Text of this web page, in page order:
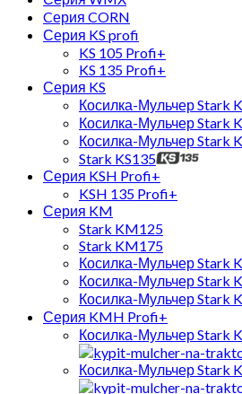
Cерия CORN
Серия KS profi
KS 105 Profi+
KS 135 Profi+
Серия KS
Косилка-Мульчер Stark
Косилка-Мульчер Stark
Косилка-Мульчер Stark
Stark KS135
Серия KSH Profi+
KSH 135 Profi+
Серия KM
Stark KM125
Stark KM175
Косилка-Мульчер Stark
Косилка-Мульчер Stark
Косилка-Мульчер Stark
Серия KMH Profi+
Косилка-Мульчер Stark
Косилка-Мульчер Stark